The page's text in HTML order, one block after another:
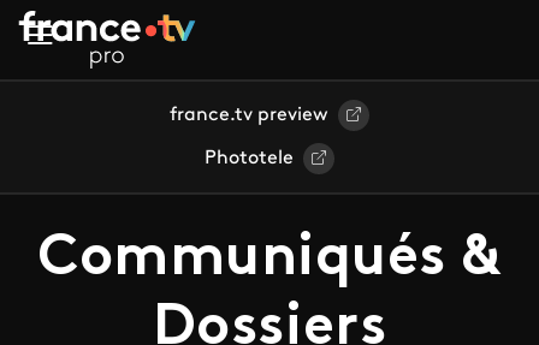
Aller au contenu principal
france.tv preview
Phototele
Communiqués &
Dossiers